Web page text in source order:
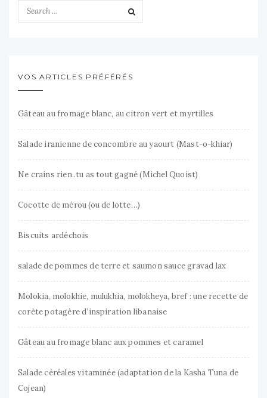
VOS ARTICLES PRÉFÉRÉS
Gâteau au fromage blanc, au citron vert et myrtilles
Salade iranienne de concombre au yaourt (Mast-o-khiar)
Ne crains rien..tu as tout gagné (Michel Quoist)
Cocotte de mérou (ou de lotte…)
Biscuits ardéchois
salade de pommes de terre et saumon sauce gravad lax
Molokia, molokhie, mulukhia, molokheya, bref : une recette de
corète potagère d’inspiration libanaise
Gâteau au fromage blanc aux pommes et caramel
Salade céréales vitaminée (adaptation de la Kasha Tuna de
Cojean)